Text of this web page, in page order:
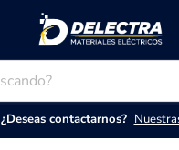
¿Deseas contactarnos?